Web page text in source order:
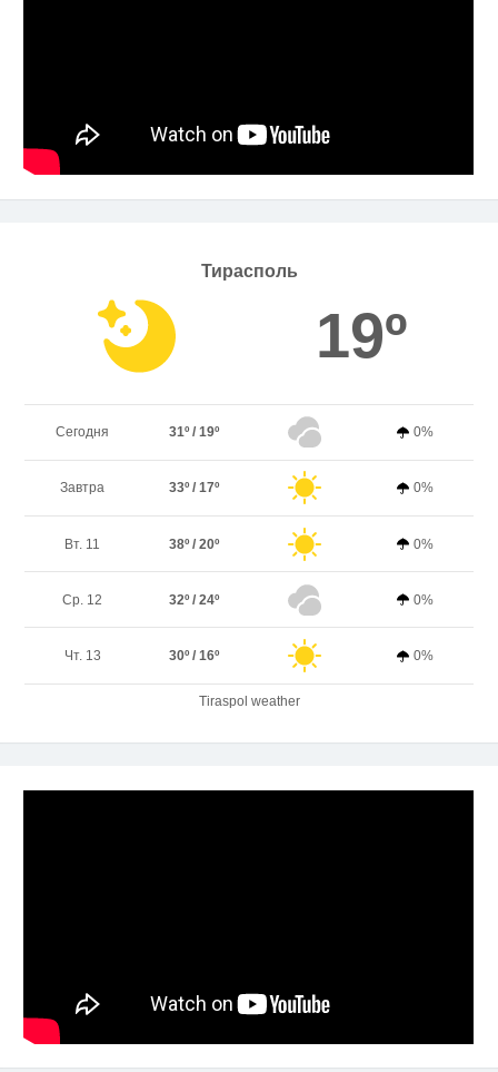
Тирасполь
19º
Сегодня 31º / 19º 0%
Завтра 33º / 17º 0%
Вт. 11 38º / 20º 0%
Ср. 12 32º / 24º 0%
Чт. 13 30º / 16º 0%
Tiraspol weather